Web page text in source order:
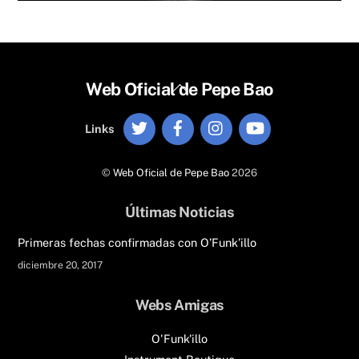
Back
Top
Web Oficial de Pepe Bao
Links
Twitter FacebookInstagram
© Web Oficial de Pepe Bao 2026
Últimas Noticias
Primeras fechas confirmadas con O’Funk’illo
diciembre 20, 2017
Webs Amigas
O'Funk'illo